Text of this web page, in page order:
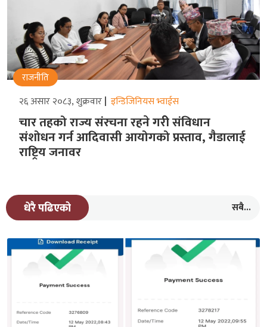
राजनीति
२६ असार २०८३, शुक्रवार इन्डिजिनियस भ्वाईस
चार तहको राज्य संरचना रहने गरीे संविधान
संशोधन गर्न आदिवासी आयोगको प्रस्ताव, गैडालाई
राष्ट्रिय जनावर
धेरै पढिएको सबै...